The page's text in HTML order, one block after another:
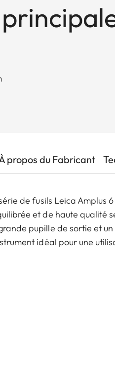
propos du Fabricant
de fusils Leica Amplus
et de haute qualité
pupille de sortie et
idéal pour une
une manipulation